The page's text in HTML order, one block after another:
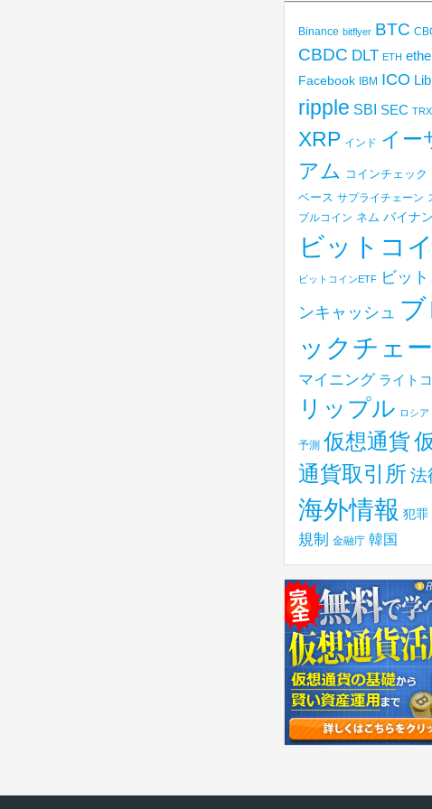
Binance bitflyer BTC
CBDC DLT ETH
Facebook IBM ICO
ripple SBI SEC TRX
XRP インド イー
アム コインチェック
ベース サプライチェーン
ブルコイン ネム バイナ
ビットコ
ビットコインETF
ビッ
ンキャッシュ ブ
ックチェ
マイニング ライト
リップル ロシア
予測 仮想通貨
通貨取引所 法
海外情報 犯罪
規制 金融庁 韓国